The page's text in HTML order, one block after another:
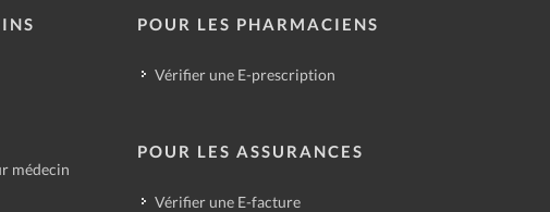
médecin
POUR LES PHARMACIENS
Vérifier une E-prescription
POUR LES ASSURANCES
Vérifier une E-facture